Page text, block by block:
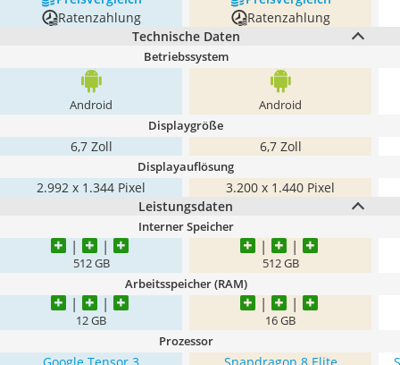
Ratenzahlung
Ratenzahlung
Technische Daten
Betriebssystem
Android Android
Displaygröße
6,7 Zoll 6,7 Zoll
Displayauflösung
2.992 x 1.344 Pixel
3.200 x 1.440 Pixel
Leistungsdaten
Interner Speicher
512 GB 512 GB
Arbeitsspeicher (RAM)
12 GB 16 GB
Prozessor